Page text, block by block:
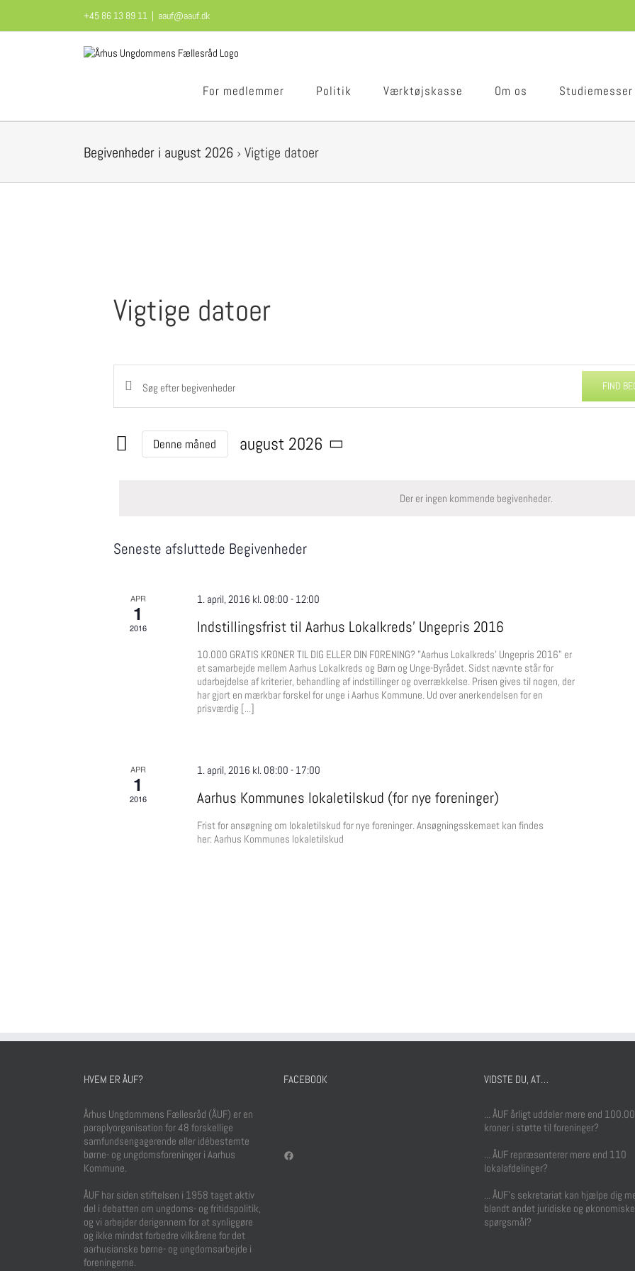
content
+45 86 13 89 11 | aauf@aauf.dk
For medlemmer Politik Værktøjskasse Om os Studiemesser
Begivenheder i august 2026 › Vigtige datoer
Vigtige datoer
Der er ingen kommende begivenheder.
Begivenheder
Søgning
og
visninger
Skriv
Søg
Begivenheder
på
FIND
Denne måned
august 2026
Kalender
Seneste afsluttede Begivenheder
APR
1
2016
1. april, 2016 kl. 08:00 - 12:00
Indstillingsfrist til Aarhus Lokalkreds’ Ungepris 2016
10.000 GRATIS KRONER TIL DIG ELLER DIN FORENING? "Aarhus Lokalkreds' Ungepris 2016" er
et samarbejde mellem Aarhus Lokalkreds og Børn og Unge-Byrådet. Sidst nævnte står for
udarbejdelse af kriterier, behandling af indstillinger og overrækkelse. Prisen gives til nogen, der
har gjort en mærkbar forskel for unge i Aarhus Kommune. Ud over anerkendelsen for en
prisværdig [...]
APR
1
2016
1. april, 2016 kl. 08:00 - 17:00
Aarhus Kommunes lokaletilskud (for nye foreninger)
Frist for ansøgning om lokaletilskud for nye foreninger. Ansøgningsskemaet kan findes
her: Aarhus Kommunes lokaletilskud
HVEM ER ÅUF?
Århus Ungdommens Fællesråd (ÅUF) er en
paraplyorganisation for 48 forskellige
samfundsengagerende eller idébestemte
børne- og ungdomsforeninger i Aarhus
Kommune.
ÅUF har siden stiftelsen i 1958 taget aktiv
del i debatten om ungdoms- og fritidspolitik,
og vi arbejder derigennem for at synliggøre
og ikke mindst forbedre vilkårene for det
aarhusianske børne- og ungdomsarbejde i
foreningerne.
FACEBOOK VIDSTE DU, AT…
... ÅUF årligt uddeler mere end
kroner i støtte til foreninger?
... ÅUF repræsenterer mere end 110
lokalafdelinger?
... ÅUF's sekretariat kan hjælpe dig
blandt andet juridiske og økonomiske
spørgsmål?